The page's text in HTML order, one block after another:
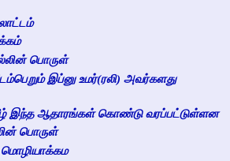
பொருள்
இப்னு உமர்(ரலி) அவர்களது
இந்த ஆதாரங்கள் கொண்டு வரப்பட்டுள்ளன
பொருள்